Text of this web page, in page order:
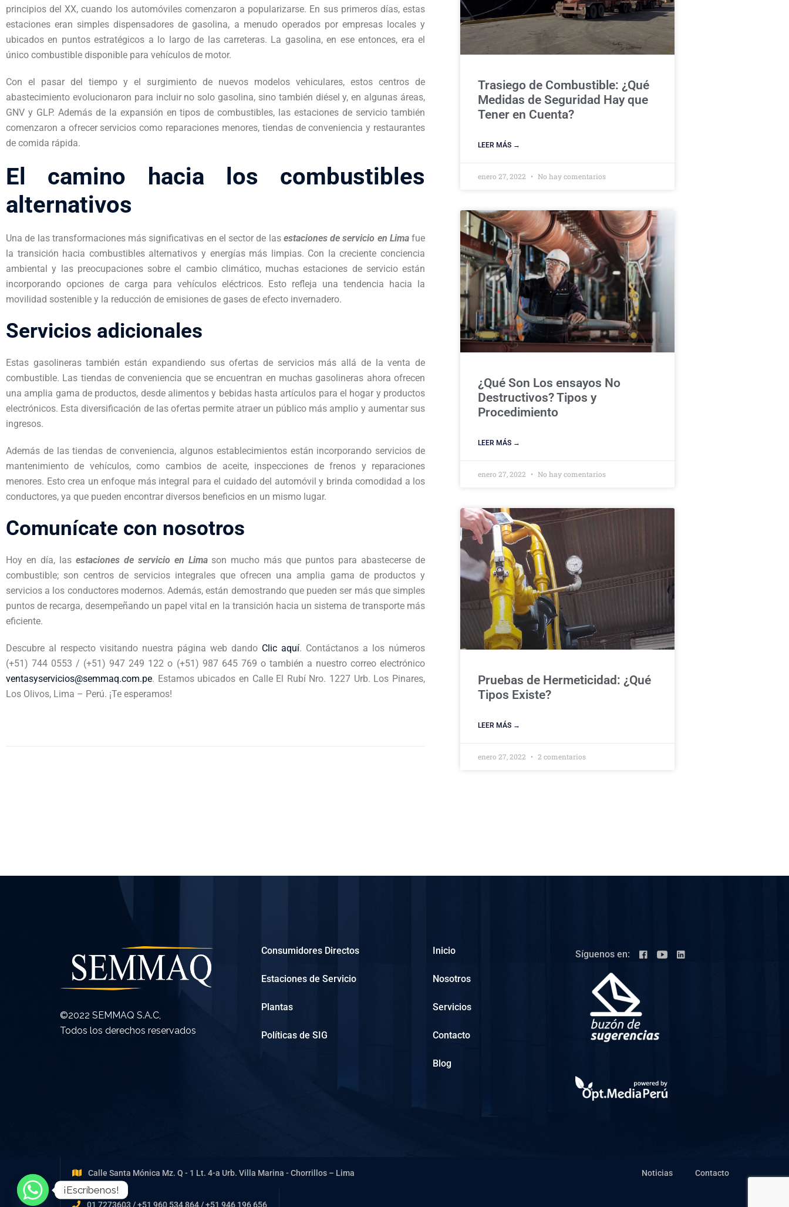
principios del XX, cuando los automóviles comenzaron a popularizarse. En sus primeros días, estas
estaciones eran simples dispensadores de gasolina, a menudo operados por empresas locales y
ubicados en puntos estratégicos a lo largo de las carreteras. La gasolina, en ese entonces, era el
único combustible disponible para vehículos de motor.
Con el pasar del tiempo y el surgimiento de nuevos modelos vehiculares, estos centros de
abastecimiento evolucionaron para incluir no solo gasolina, sino también diésel y, en algunas áreas,
GNV y GLP. Además de la expansión en tipos de combustibles, las estaciones de servicio también
comenzaron a ofrecer servicios como reparaciones menores, tiendas de conveniencia y restaurantes
de comida rápida.
El camino hacia los combustibles
alternativos
Una de las transformaciones más significativas en el sector de las estaciones de servicio en Limafue
la transición hacia combustibles alternativos y energías más limpias. Con la creciente conciencia
ambiental y las preocupaciones sobre el cambio climático, muchas estaciones de servicio están
incorporando opciones de carga para vehículos eléctricos. Esto refleja una tendencia hacia la
movilidad sostenible y la reducción de emisiones de gases de efecto invernadero.
Servicios adicionales
Estas gasolineras también están expandiendo sus ofertas de servicios más allá de la venta de
combustible. Las tiendas de conveniencia que se encuentran en muchas gasolineras ahora ofrecen
una amplia gama de productos, desde alimentos y bebidas hasta artículos para el hogar y productos
electrónicos. Esta diversificación de las ofertas permite atraer un público más amplio y aumentar sus
ingresos.
Además de las tiendas de conveniencia, algunos establecimientos están incorporando servicios de
mantenimiento de vehículos, como cambios de aceite, inspecciones de frenos y reparaciones
menores. Esto crea un enfoque más integral para el cuidado del automóvil y brinda comodidad a los
conductores, ya que pueden encontrar diversos beneficios en un mismo lugar.
Comunícate con nosotros
Hoy en día, las estaciones de servicio en Limason mucho más que puntos para abastecerse de
combustible; son centros de servicios integrales que ofrecen una amplia gama de productos y
servicios a los conductores modernos. Además, están demostrando que pueden ser más que simples
puntos de recarga, desempeñando un papel vital en la transición hacia un sistema de transporte más
eficiente.
Descubre al respecto visitando nuestra página web dando Clic aquí. Contáctanos a los números
(+51) 744 0553 / (+51) 947 249 122 o (+51) 987 645 769 o también a nuestro correo electrónico
ventasyservicios@semmaq.com.pe. Estamos ubicados en Calle El Rubí Nro. 1227 Urb. Los Pinares,
Los Olivos, Lima – Perú. ¡Te esperamos!
Trasiego de Combustible: ¿Qué
Medidas de Seguridad Hay que
Tener en Cuenta?
LEER MÁS →
enero 27, 2022 No hay comentarios
¿Qué Son Los ensayos No
Destructivos? Tipos y
Procedimiento
LEER MÁS →
enero 27, 2022 No hay comentarios
Pruebas de Hermeticidad: ¿Qué
Tipos Existe?
LEER MÁS →
enero 27, 2022 2 comentarios
©2022 SEMMAQ S.A.C,
Todos los derechos reservados
Consumidores Directos
Estaciones de Servicio
Plantas
Políticas de SIG
Inicio
Nosotros
Servicios
Contacto
Blog
Síguenos en:
Calle Santa Mónica Mz. Q - 1 Lt. 4-a Urb. Villa Marina - Chorrillos – Lima
01 7273603 / +51 960 534 864 / +51 946 196 656
Noticias Contacto
¡Escríbenos!